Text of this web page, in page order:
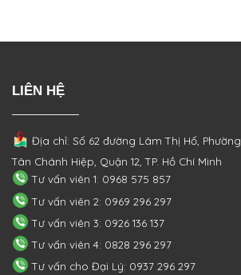
LIÊN HỆ
Địa chỉ: Số 62 đường Lâm Thị Hố, Phường
Tân Chánh Hiệp, Quận 12, TP. Hồ Chí Minh
Tư vấn viên 1: 0968 575 857
Tư vấn viên 2: 0969 296 297
Tư vấn viên 3: 0926 136 137
Tư vấn viên 4: 0828 296 297
Tư vấn cho Đại Lý: 0937 296 297